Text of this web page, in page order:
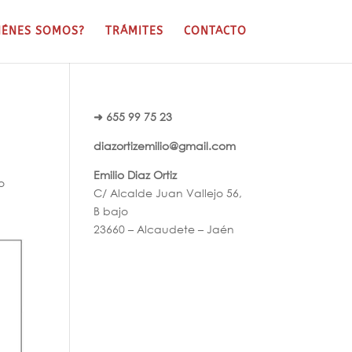
SOMOS? TRÁMITES CONTACTO
➜ 655 99 75 23
diazortizemilio@gmail.com
Emilio Diaz Ortiz
C/ Alcalde Juan Vallejo 56,
B bajo
23660 – Alcaudete – Jaén